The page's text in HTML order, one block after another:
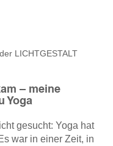
LICHTGESTALT
– meine
Yoga
gesucht: Yoga hat
war in einer Zeit, in